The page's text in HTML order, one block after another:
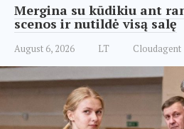
Mergina su kūdikiu ant
scenos ir nutildė visą salę
August 6, 2026 LT Cloudagent